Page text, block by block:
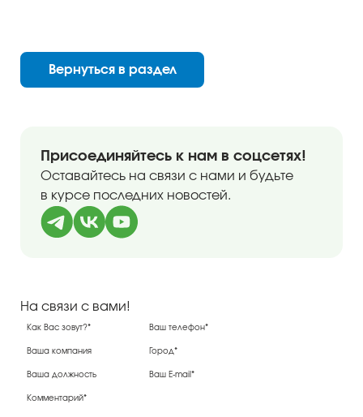
Вернуться в раздел
Присоединяйтесь к нам в соцсетях!
Оставайтесь на связи с нами и будьте
в курсе последних новостей.
На связи с вами!